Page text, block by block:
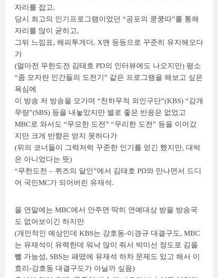
자리를 잡고,
당시 최고의 인기프로그램이었던 “공포의 쿵쿵따”를 통해
자리를 많이 굳히고,
그뒤 느낌표, 해피투게더, X맨 등등으로 꾸준히 유지해오다
가
(얼마전 무한도전 김태호 PD의 인터뷰에도 나오지만) 평소
“좀 모자란 인간들의 도전기” 같은 프로그램을 해보고 싶은
욕심에
이 방송 저 방송을 오가며 “천하무적 외인구단”(KBS) “감개
무량”(SBS) 등을 내놓았지만 별로 좋은 반응은 없었고
MBC로 와서도 “무모한 도전” “무리한 도전” 등을 이어갔
지만 크게 반향은 얻지 못하다가
(위의 코너들이 그럭저럭 꾸준한 인기를 얻긴 했지만, 대박
은 아니었다는 뜻)
“무한도전 – 퀴즈의 달인”에서 김태호 PD와 만나면서 드디
어 국민MC가 되어버린 유재석.
올 연말에는 MBC에서 안주면 딱히 연예대상 받을 방송국
도 없어보이긴 하지만
(개인적인 예상인데 KBS는 강호동-이경규 대결구도, MBC
는 유재석이 유력한데 워낙 많이 줘서 박미선 정도로 김을
뺄 가능성, SBS는 패떴에 유재석 하차 문제도 있고 해서 이
효리-강호동 대결구도가 아닐까 싶음)